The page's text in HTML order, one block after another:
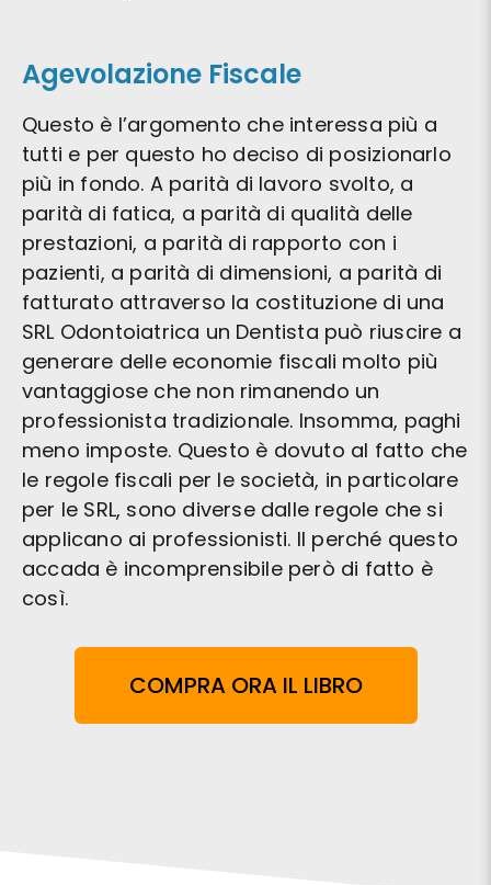
Agevolazione Fiscale
Questo è l’argomento che interessa più a
tutti e per questo ho deciso di posizionarlo
più in fondo. A parità di lavoro svolto, a
parità di fatica, a parità di qualità delle
prestazioni, a parità di rapporto con i
pazienti, a parità di dimensioni, a parità di
fatturato attraverso la costituzione di una
SRL Odontoiatrica un Dentista può riuscire a
generare delle economie fiscali molto più
vantaggiose che non rimanendo un
professionista tradizionale. Insomma, paghi
meno imposte. Questo è dovuto al fatto che
le regole fiscali per le società, in particolare
per le SRL, sono diverse dalle regole che si
applicano ai professionisti. Il perché questo
accada è incomprensibile però di fatto è
così.
COMPRA ORA IL LIBRO